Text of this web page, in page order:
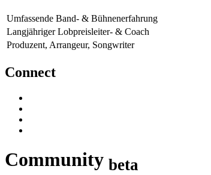
Umfassende Band- & Bühnenerfahrung
Langjähriger Lobpreisleiter- & Coach
Produzent, Arrangeur, Songwriter
Connect
Community beta